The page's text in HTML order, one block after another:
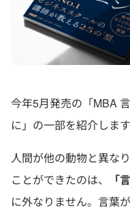
今年5月発売の「MBA
に」の一部を紹介します
人間が他の動物と異な
ことができたのは、
「
に外なりません。言葉